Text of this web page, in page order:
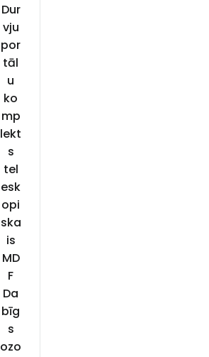
Dur
vju
por
tāl
u
ko
mp
lekt
s
tel
esk
opi
ska
is
MD
F
Da
bīg
s
ozo